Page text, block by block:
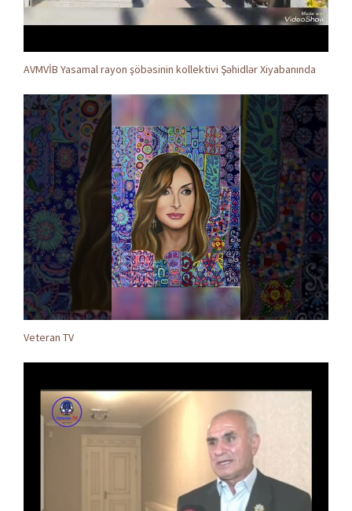
AVMVİB Yasamal rayon şöbəsinin kollektivi Şəhidlər Xiyabanında
Veteran TV